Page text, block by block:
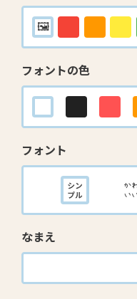
フォントの色
フォント
なまえ